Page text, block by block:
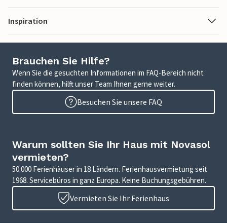
Inspiration
Brauchen Sie Hilfe?
Wenn Sie die gesuchten Informationen im FAQ-Bereich nicht
finden können, hilft unser Team Ihnen gerne weiter.
Besuchen Sie unsere FAQ
Warum sollten Sie Ihr Haus mit Novasol
vermieten?
50.000 Ferienhäuser in 18 Ländern. Ferienhausvermietung seit
1968. Servicebüros in ganz Europa. Keine Buchungsgebühren.
Vermieten Sie Ihr Ferienhaus